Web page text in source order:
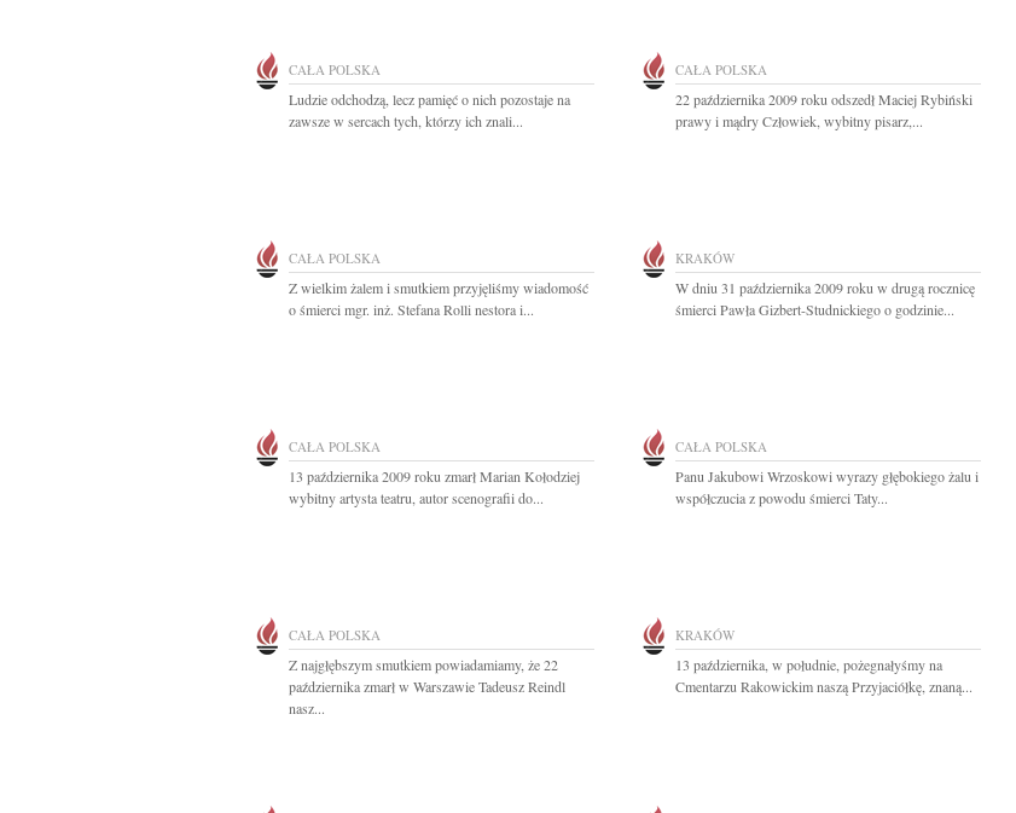
CAŁA POLSKA
Ludzie odchodzą, lecz pamięć o nich pozostaje na
zawsze w sercach tych, którzy ich znali...
CAŁA POLSKA
22 października 2009 roku odszedł Maciej Rybiński
prawy i mądry Człowiek, wybitny pisarz,...
CAŁA POLSKA
Z wielkim żalem i smutkiem przyjęliśmy wiadomość
o śmierci mgr. inż. Stefana Rolli nestora i...
KRAKÓW
W dniu 31 października 2009 roku w drugą rocznicę
śmierci Pawła Gizbert-Studnickiego o godzinie...
CAŁA POLSKA
13 października 2009 roku zmarł Marian Kołodziej
wybitny artysta teatru, autor scenografii do...
CAŁA POLSKA
Panu Jakubowi Wrzoskowi wyrazy głębokiego żalu i
współczucia z powodu śmierci Taty...
CAŁA POLSKA
Z najgłębszym smutkiem powiadamiamy, że 22
października zmarł w Warszawie Tadeusz Reindl
nasz...
KRAKÓW
13 października, w południe, pożegnałyśmy na
Cmentarzu Rakowickim naszą Przyjaciółkę, znaną...